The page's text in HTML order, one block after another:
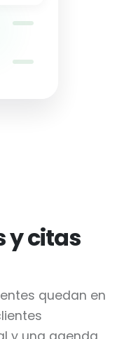
y citas
quedan en